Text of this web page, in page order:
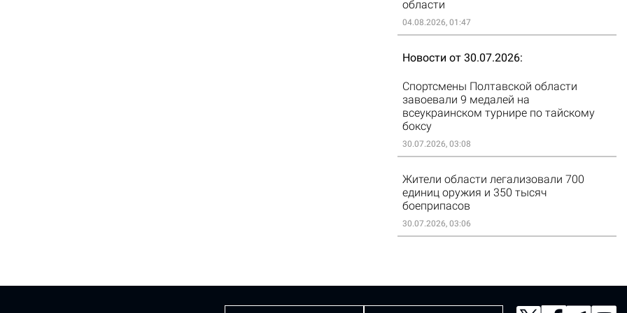
области
04.08.2026, 01:47
Новости от 30.07.2026
Спортсмены Полтавской области
завоевали 9 медалей на
всеукраинском турнире по тайскому
боксу
30.07.2026, 03:08
Жители области легализовали 700
единиц оружия и 350 тысяч
боеприпасов
30.07.2026, 03:06